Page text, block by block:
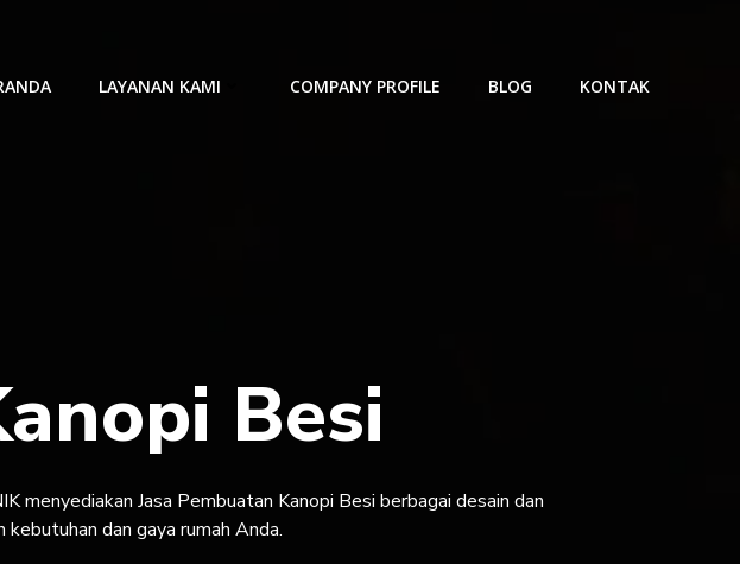
LAYANAN KAMI COMPANY PROFILE BLOG KONTAK
Besi
menyediakan Jasa Pembuatan Kanopi Besi berbagai desain dan
dan gaya rumah Anda.